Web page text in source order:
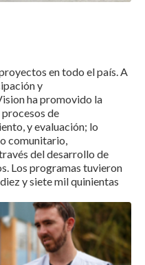
en todo el país. A
y
ha promovido la
de
y evaluación; lo
comunitario,
del desarrollo de
Los programas tuvieron
y siete mil quinientas